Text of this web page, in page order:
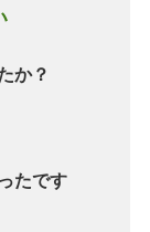
か？
たです